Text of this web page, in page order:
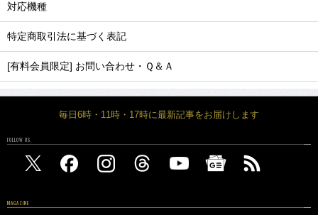
対応機種
特定商取引法に基づく表記
[有料会員限定] お問い合わせ・Ｑ＆Ａ
毎日6時・11時・17時に最新記事をお届けします
FOLLOW US
MAGAZINE